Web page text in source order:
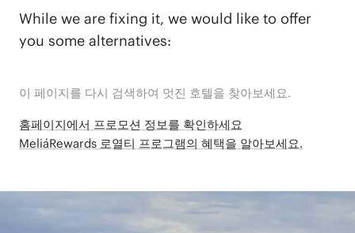
While we are fixing it, we would like to offer
you some alternatives:
이 페이지를 다시 검색하여 멋진 호텔을 찾아보세요.
홈페이지에서 프로모션 정보를 확인하세요
MeliáRewards 로열티 프로그램의 혜택을 알아보세요.